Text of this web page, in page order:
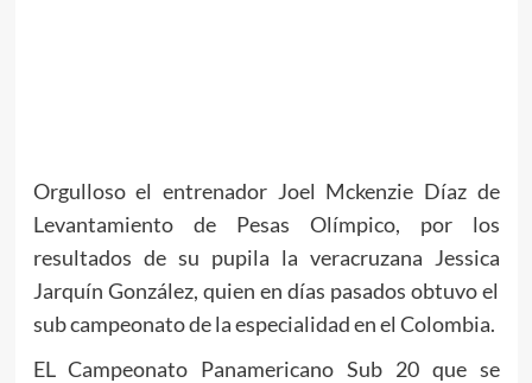
Orgulloso el entrenador Joel Mckenzie Díaz de
Levantamiento de Pesas Olímpico, por los
resultados de su pupila la veracruzana Jessica
Jarquín González, quien en días pasados obtuvo el
sub campeonato de la especialidad en el Colombia.
EL Campeonato Panamericano Sub 20 que se